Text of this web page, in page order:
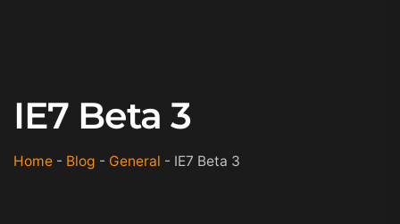
IE7 Beta 3
Home - Blog - General - IE7 Beta 3